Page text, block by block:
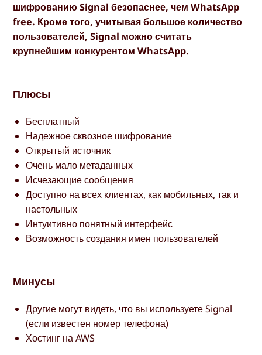
шифрованию Signal безопаснее, чем WhatsApp
free. Кроме того, учитывая большое количество
пользователей, Signal можно считать
крупнейшим конкурентом WhatsApp.
Плюсы
Бесплатный
Надежное сквозное шифрование
Открытый источник
Очень мало метаданных
Исчезающие сообщения
Доступно на всех клиентах, как мобильных, так и
настольных
Интуитивно понятный интерфейс
Возможность создания имен пользователей
Минусы
Другие могут видеть, что вы используете Signal
(если известен номер телефона)
Хостинг на AWS